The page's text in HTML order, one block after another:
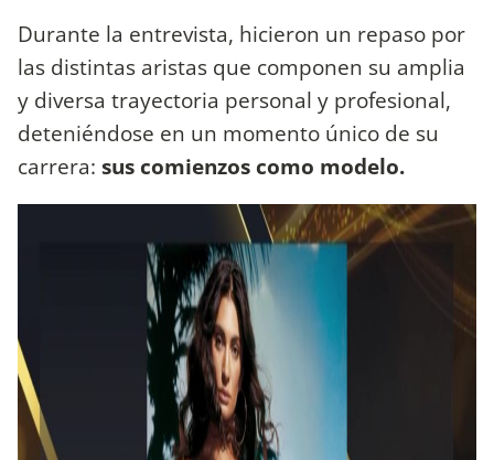
Durante la entrevista, hicieron un repaso por
las distintas aristas que componen su amplia
y diversa trayectoria personal y profesional,
deteniéndose en un momento único de su
carrera: sus comienzos como modelo.